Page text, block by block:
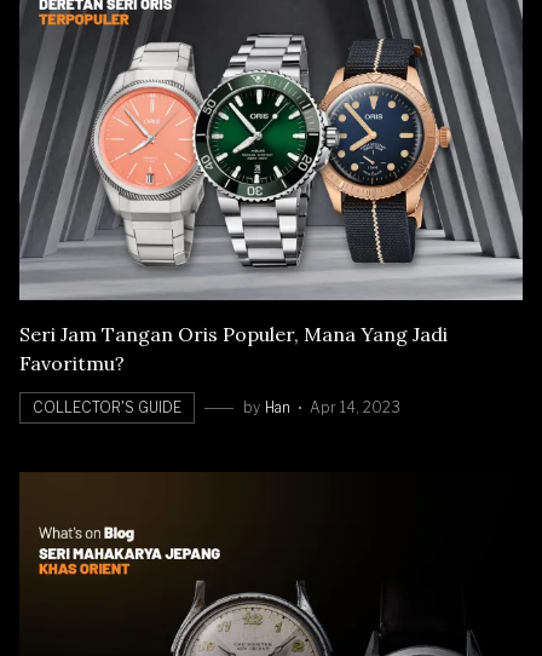
Seri Jam Tangan Oris Populer, Mana Yang Jadi
Favoritmu?
COLLECTOR'S GUIDE by Han Apr 14, 2023